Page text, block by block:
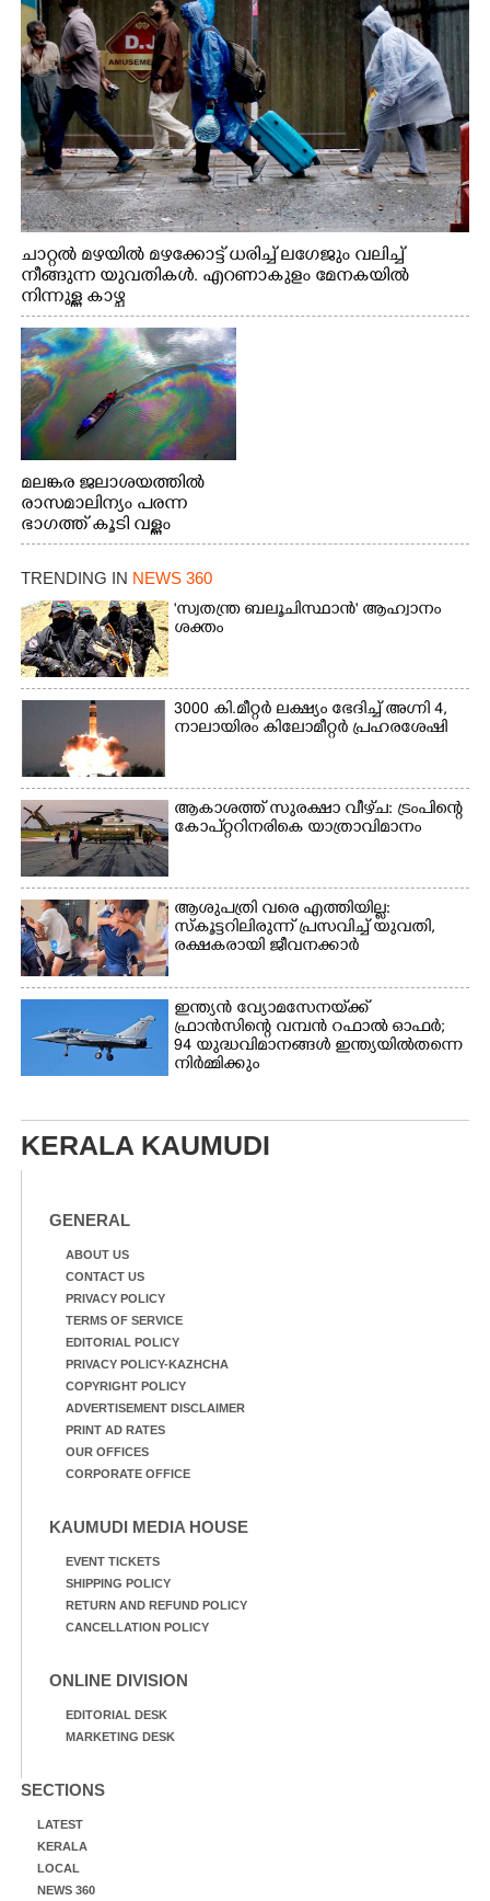
ചാറ്റൽ മഴയിൽ മഴക്കോട്ട് ധരിച്ച് ലഗേജും വലിച്ച്
നീങ്ങുന്ന യുവതികൾ. എറണാകുളം മേനകയിൽ
നിന്നുള്ള കാഴ്ച
മലങ്കര ജലാശയത്തിൽ
രാസമാലിന്യം പരന്ന
ഭാഗത്ത് കൂടി വള്ളം
തുഴഞ്ഞു പോകുന്ന
പ്രദേശവാസികൾ
TRENDING IN NEWS 360
'സ്വതന്ത്ര ബലൂചിസ്ഥാൻ' ആഹ്വാനം
ശക്തം
3000 കി.മീറ്റർ ലക്ഷ്യം ഭേദിച്ച് അഗ്നി 4,
നാലായിരം കിലോമീറ്റർ പ്രഹരശേഷി
ആകാശത്ത് സുരക്ഷാ വീഴ്‌ച: ട്രംപിന്റെ
കോ‌പ്‌റ്ററിനരികെ യാത്രാവിമാനം
ആശുപത്രി വരെ എത്തിയില്ല:
സ്കൂട്ടറിലിരുന്ന് പ്രസവിച്ച് യുവതി,
രക്ഷകരായി ജീവനക്കാർ
ഇന്ത്യൻ വ്യോമസേനയ്‌ക്ക്
ഫ്രാൻസിന്റെ വമ്പൻ റഫാൽ ഓഫർ;
94 യുദ്ധവിമാനങ്ങൾ ഇന്ത്യയിൽതന്നെ
നിർ‌മ്മിക്കും
KERALA KAUMUDI
GENERAL
ABOUT US
CONTACT US
PRIVACY POLICY
TERMS OF SERVICE
EDITORIAL POLICY
PRIVACY POLICY-KAZHCHA
COPYRIGHT POLICY
ADVERTISEMENT DISCLAIMER
PRINT AD RATES
OUR OFFICES
CORPORATE OFFICE
KAUMUDI MEDIA HOUSE
EVENT TICKETS
SHIPPING POLICY
RETURN AND REFUND POLICY
CANCELLATION POLICY
ONLINE DIVISION
EDITORIAL DESK
MARKETING DESK
SECTIONS
LATEST
KERALA
LOCAL
NEWS 360